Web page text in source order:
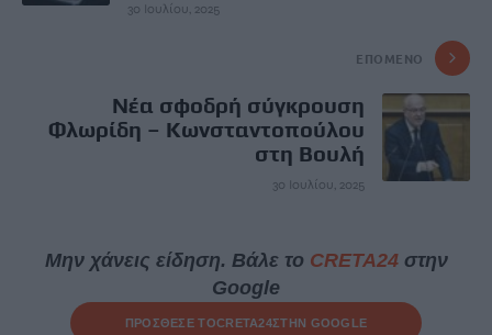
30 Ιουλίου, 2025
ΕΠΌΜΕΝΟ
Νέα σφοδρή σύγκρουση
Φλωρίδη – Κωνσταντοπούλου
στη Βουλή
30 Ιουλίου, 2025
Μην χάνεις είδηση. Βάλε το CRETA24στην
Google
ΠΡΟΣΘΕΣΕ ΤΟCRETA24ΣΤΗΝ GOOGLE